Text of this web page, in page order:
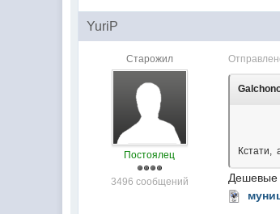
YuriP
Старожил
Постоялец
3496 сообщений
Кстати,
Дешевые